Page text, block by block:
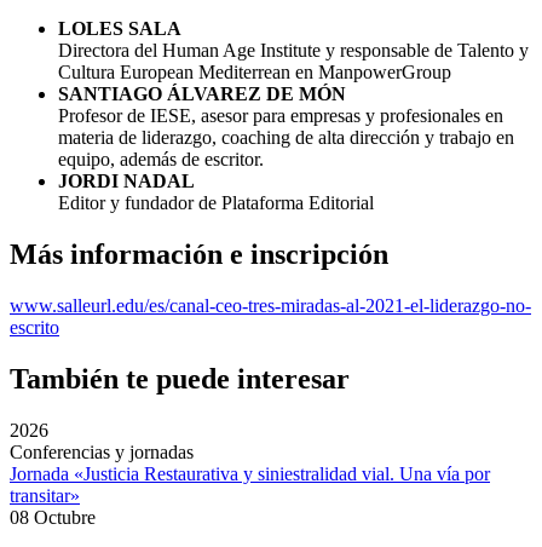
LOLES SALA
Directora del Human Age Institute y responsable de Talento y
Cultura European Mediterrean en ManpowerGroup
SANTIAGO ÁLVAREZ DE MÓN
Profesor de IESE, asesor para empresas y profesionales en
materia de liderazgo, coaching de alta dirección y trabajo en
equipo, además de escritor.
JORDI NADAL
Editor y fundador de Plataforma Editorial
Más información e inscripción
www.salleurl.edu/es/canal-ceo-tres-miradas-al-2021-el-liderazgo-no-
escrito
También te puede interesar
2026
Conferencias y jornadas
Jornada «Justicia Restaurativa y siniestralidad vial. Una vía por
transitar»
08 Octubre